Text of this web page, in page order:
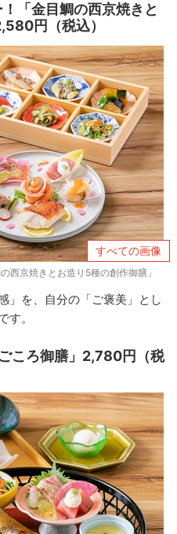
「金目鯛の西京焼きと
円（税込）
すべての画像
西京焼きとお造り5種の創作御膳」
」を、自分の「ご褒美」とし
す。
ころ御膳」2,780円（税